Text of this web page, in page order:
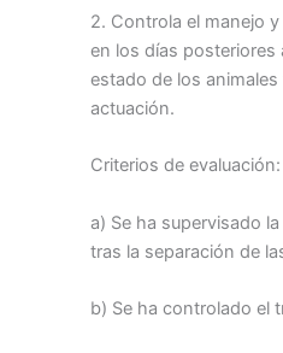
2. Controla el manejo
en los días posteriores
estado de los
actuación.
Criterios de evaluación:
a) Se ha supervisado
tras la separación de
b) Se ha controlado el